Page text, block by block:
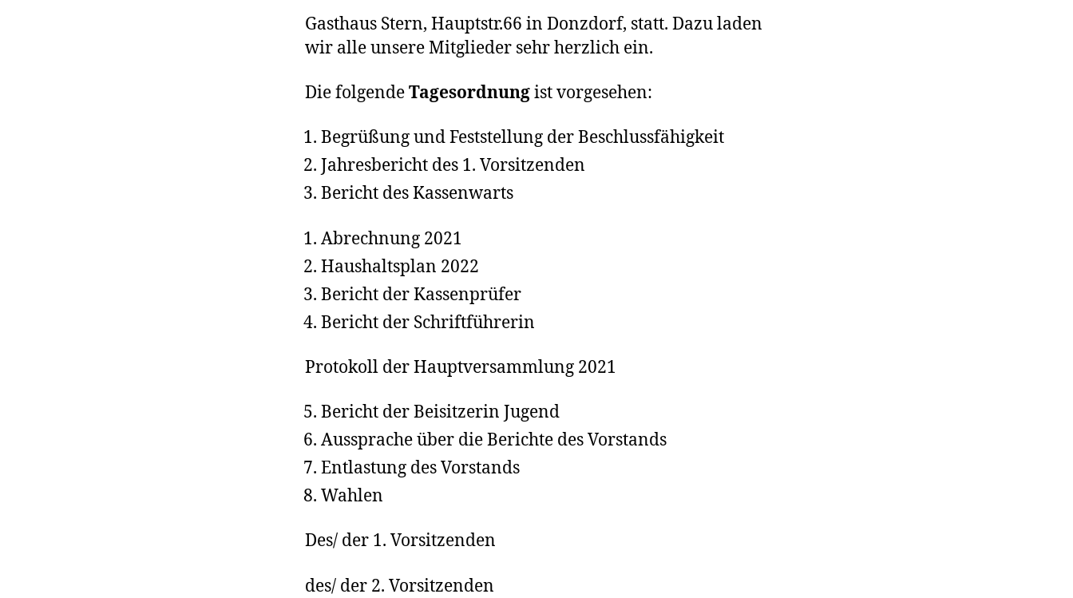
Gasthaus Stern, Hauptstr.66 in Donzdorf, statt. Dazu laden
wir alle unsere Mitglieder sehr herzlich ein.
Die folgendeTagesordnungist vorgesehen:
Begrüßung und Feststellung der Beschlussfähigkeit
Jahresbericht des 1. Vorsitzenden
Bericht des Kassenwarts
Abrechnung 2021
Haushaltsplan 2022
Bericht der Kassenprüfer
Bericht der Schriftführerin
Protokoll der Hauptversammlung 2021
Bericht der Beisitzerin Jugend
Aussprache über die Berichte des Vorstands
Entlastung des Vorstands
Wahlen
Des/ der 1. Vorsitzenden
des/ der 2. Vorsitzenden